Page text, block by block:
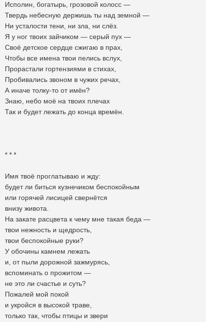
Исполин, богатырь, грозовой колосс —
Твердь небесную держишь ты над земной —
Ни усталости тени, ни зла, ни слёз.
Я у ног твоих зайчиком — серый пух —
Своё детское сердце сжигаю в прах,
Чтобы все имена твои пелись вслух,
Прорастали гортензиями в стихах,
Пробивались звоном в чужих речах,
А иначе толку-то от имён?
Знаю, небо моё на твоих плечах
Так и будет лежать до конца времён.
* * *
Имя твоё проглатываю и жду:
будет ли биться кузнечиком беспокойным
или горячей лисицей свернётся
внизу живота.
На закате расцвета к чему мне такая беда —
твои нежность и щедрость,
твои беспокойные руки?
У обочины камнем лежать
и, от пыли дорожной зажмурясь,
вспоминать о прожитом —
не это ли счастье и суть?
Пожалей мой покой
и укройся в высокой траве,
только так, чтобы птицы и звери